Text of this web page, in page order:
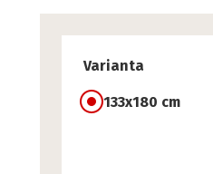
Varianta
133x180 cm